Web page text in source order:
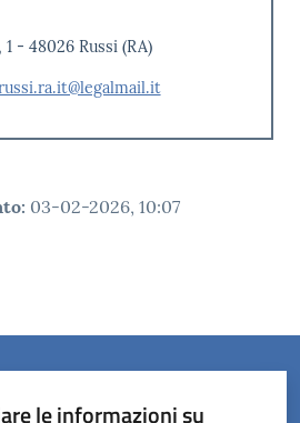
- 48026 Russi (RA)
: 03-02-2026, 10:07
le informazioni su